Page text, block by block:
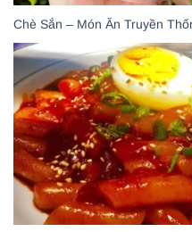
Chè Sắn – Món Ăn Truyền